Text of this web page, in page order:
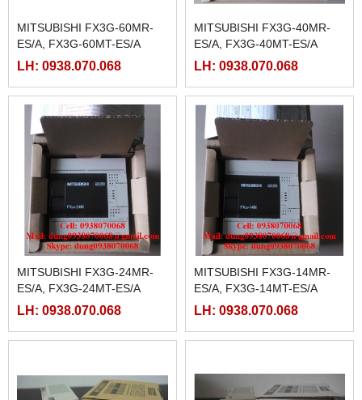
MITSUBISHI FX3G-60MR-
ES/A, FX3G-60MT-ES/A
LH: 0938.070.068
MITSUBISHI FX3G-40MR-
ES/A, FX3G-40MT-ES/A
LH: 0938.070.068
MITSUBISHI FX3G-24MR-
ES/A, FX3G-24MT-ES/A
LH: 0938.070.068
MITSUBISHI FX3G-14MR-
ES/A, FX3G-14MT-ES/A
LH: 0938.070.068